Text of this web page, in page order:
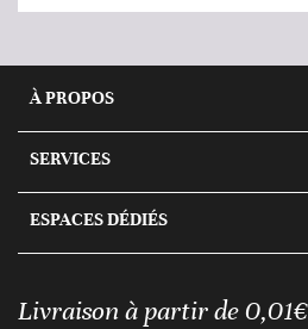
À PROPOS
SERVICES
ESPACES DÉDIÉS
Livraison à partir de 0,01€